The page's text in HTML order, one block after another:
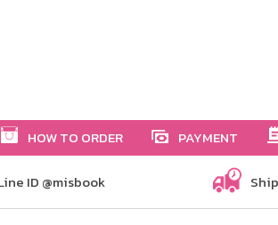
HOW TO ORDER PAYMENT
ID @misbook